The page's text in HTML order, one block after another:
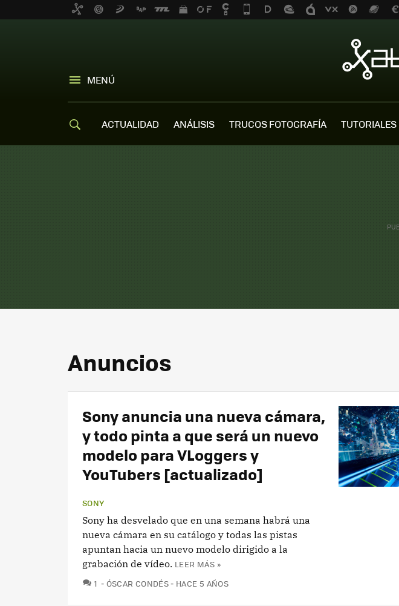
MENÚ
ACTUALIDAD ANÁLISIS TRUCOS FOTOGRAFÍA TUTORIALES
Anuncios
Sony anuncia una nueva cámara,
y todo pinta a que será un nuevo
modelo para VLoggers y
YouTubers [actualizado]
SONY
Sony ha desvelado que en una semana habrá una
nueva cámara en su catálogo y todas las pistas
apuntan hacia un nuevo modelo dirigido a la
grabación de vídeo. LEER MÁS »
1 COMENTARIOS
ÓSCAR CONDÉS HACE 5 AÑOS